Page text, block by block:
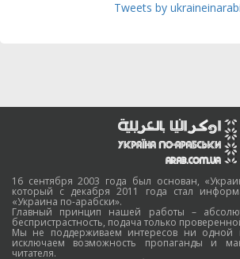
Tweets by ukraineinarabi
16 сентября 2003 года был основан,
который с декабря 2011 года стал
«Украина по-арабски».
Главный принцип нашей работы –
беспристрастность, подача только
Мы не поддерживаем интересов ни одной
исключаем возможность пропаганды и
читателя.